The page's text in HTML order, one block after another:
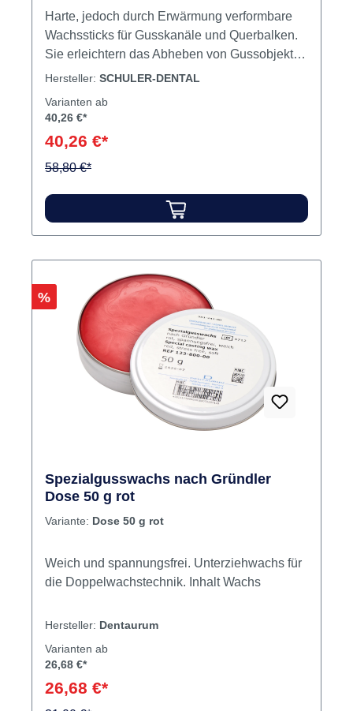
Harte, jedoch durch Erwärmung verformbare
Wachssticks für Gusskanäle und Querbalken.
Sie erleichtern das Abheben von Gussobjekten
und verhindern unbeabsichtigte Verformungen.
daher unbeschädigt. Länge 110 mm. Inhalt
Hersteller: SCHULER-DENTAL
Varianten ab
40,26 €*
40,26 €*
58,80 €*
Rabatt
%
Spezialgusswachs nach Gründler
Dose 50 g rot
Variante: Dose 50 g rot
Weich und spannungsfrei. Unterziehwachs für
die Doppelwachstechnik. Inhalt Wachs
Hersteller: Dentaurum
Varianten ab
26,68 €*
26,68 €*